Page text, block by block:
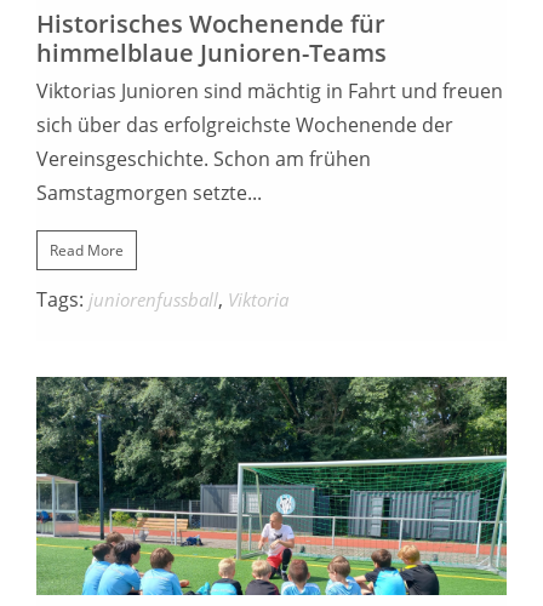
4. OKTOBER 2023
Historisches Wochenende für
himmelblaue Junioren-Teams
Viktorias Junioren sind mächtig in Fahrt und freuen
sich über das erfolgreichste Wochenende der
Vereinsgeschichte. Schon am frühen
Samstagmorgen setzte...
Read More
Tags: juniorenfussball, Viktoria